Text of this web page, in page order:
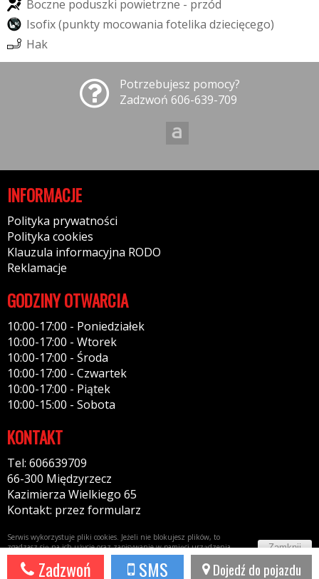
Zadzwoń SMS Dojedź do pojazdu
Boczne poduszki powietrzne - przód
Isofix(punkty mocowania fotelika dziecięcego)
Hak
Potrzebujesz pomocy?
Zadzwoń 606-639-709
INFORMACJE
Polityka prywatności
Polityka cookies
Klauzula informacyjna RODO
Reklamacje
GODZINY OTWARCIA
10:00-17:00 - Poniedziałek
10:00-17:00 - Wtorek
10:00-17:00 - Środa
10:00-17:00 - Czwartek
10:00-17:00 - Piątek
10:00-15:00 - Sobota
KONTAKT
Tel: 606639709
66-300 Międzyrzecz
Kazimierza Wielkiego 65
Kontakt: przez formularz
Serwis wykorzystuje pliki cookies. Jeżeli nie blokujesz plików, to
zgadzasz się na ich użycie oraz zapisywanie w pamięci urządzenia.
Więcej informacji wpolityce prywatności
Zamknij